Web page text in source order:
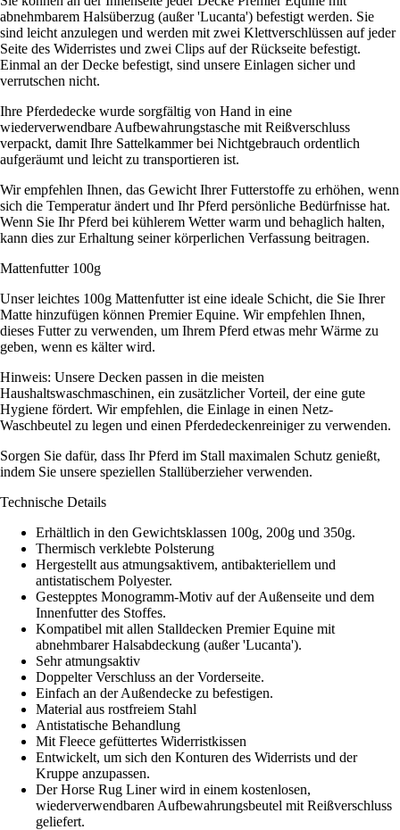
abnehmbarem Halsüberzug (außer 'Lucanta') befestigt werden. Sie
sind leicht anzulegen und werden mit zwei Klettverschlüssen auf jeder
Seite des Widerristes und zwei Clips auf der Rückseite befestigt.
Einmal an der Decke befestigt, sind unsere Einlagen sicher und
verrutschen nicht.
Ihre Pferdedecke wurde sorgfältig von Hand in eine
wiederverwendbare Aufbewahrungstasche mit Reißverschluss
verpackt, damit Ihre Sattelkammer bei Nichtgebrauch ordentlich
aufgeräumt und leicht zu transportieren ist.
Wir empfehlen Ihnen, das Gewicht Ihrer Futterstoffe zu erhöhen, wenn
sich die Temperatur ändert und Ihr Pferd persönliche Bedürfnisse hat.
Wenn Sie Ihr Pferd bei kühlerem Wetter warm und behaglich halten,
kann dies zur Erhaltung seiner körperlichen Verfassung beitragen.
Mattenfutter 100g
Unser leichtes 100g Mattenfutter ist eine ideale Schicht, die Sie Ihrer
Matte hinzufügen können Premier Equine. Wir empfehlen Ihnen,
dieses Futter zu verwenden, um Ihrem Pferd etwas mehr Wärme zu
geben, wenn es kälter wird.
Hinweis: Unsere Decken passen in die meisten
Haushaltswaschmaschinen, ein zusätzlicher Vorteil, der eine gute
Hygiene fördert. Wir empfehlen, die Einlage in einen Netz-
Waschbeutel zu legen und einen Pferdedeckenreiniger zu verwenden.
Sorgen Sie dafür, dass Ihr Pferd im Stall maximalen Schutz genießt,
indem Sie unsere speziellen Stallüberzieher verwenden.
Technische Details
Erhältlich in den Gewichtsklassen 100g, 200g und 350g.
Thermisch verklebte Polsterung
Hergestellt aus atmungsaktivem, antibakteriellem und
antistatischem Polyester.
Gestepptes Monogramm-Motiv auf der Außenseite und dem
Innenfutter des Stoffes.
Kompatibel mit allen Stalldecken Premier Equine mit
abnehmbarer Halsabdeckung (außer 'Lucanta').
Sehr atmungsaktiv
Doppelter Verschluss an der Vorderseite.
Einfach an der Außendecke zu befestigen.
Material aus rostfreiem Stahl
Antistatische Behandlung
Mit Fleece gefüttertes Widerristkissen
Entwickelt, um sich den Konturen des Widerrists und der
Kruppe anzupassen.
Der Horse Rug Liner wird in einem kostenlosen,
wiederverwendbaren Aufbewahrungsbeutel mit Reißverschluss
geliefert.